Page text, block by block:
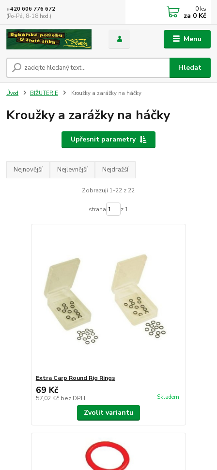
Menu
Hledat
+420 606 776 672
(Po-Pá, 8-18 hod.)
0 ks
za 0 Kč
Úvod BIŽUTERIE Kroužky a zarážky na háčky
Kroužky a zarážky na háčky
Upřesnit parametry
Nejnovější Nejlevnější Nejdražší
Zobrazuji 1-22 z 22
strana z 1
Extra Carp Round Rig Rings
69 Kč
57,02 Kč bez DPH Skladem
Zvolit variantu